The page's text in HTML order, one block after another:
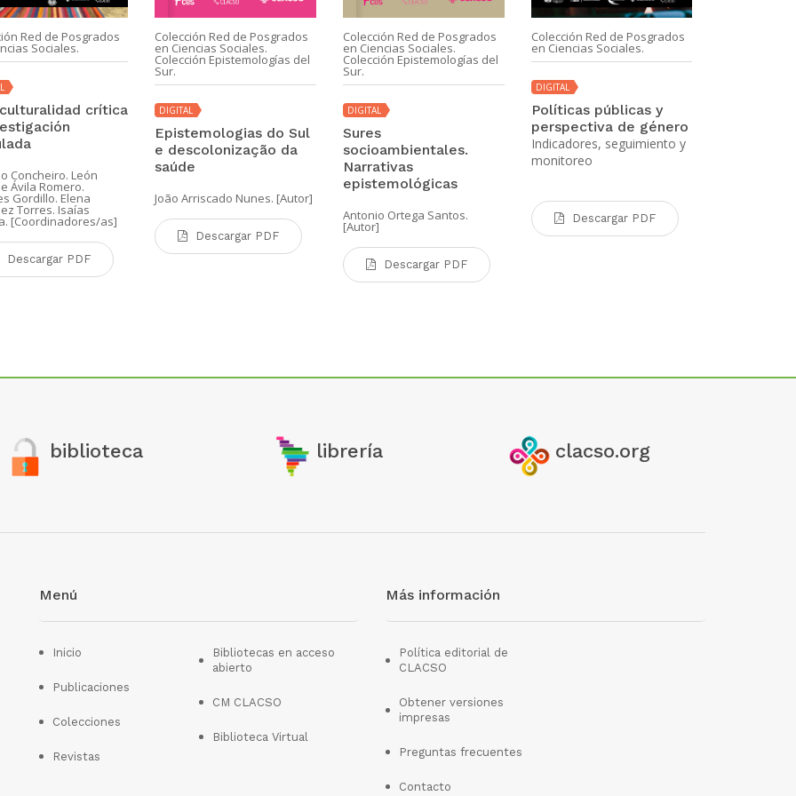
Red de Posgrados
Sociales.
crítica
Concheiro. León
Ávila Romero.
Gordillo. Elena
Torres. Isaías
[Coordinadores/as]
Descargar PDF
Colección Red de Posgrados
en Ciencias Sociales.
Colección Epistemologías del
Sur.
DIGITAL
Epistemologias do Sul
e descolonização da
saúde
João Arriscado Nunes. [Autor]
Descargar PDF
Colección Red de Posgrados
en Ciencias Sociales.
Colección Epistemologías del
Sur.
DIGITAL
Sures
socioambientales.
Narrativas
epistemológicas
Antonio Ortega Santos.
[Autor]
Descargar PDF
Colección Red de Posgrados
en Ciencias Sociales.
DIGITAL
Políticas públicas y
perspectiva de género
Indicadores, seguimiento y
monitoreo
Descargar PDF
biblioteca librería clacso.org
Menú
Inicio
Publicaciones
Colecciones
Revistas
Bibliotecas en acceso
abierto
CM CLACSO
Biblioteca Virtual
Más información
Política editorial de
CLACSO
Obtener versiones
impresas
Preguntas frecuentes
Contacto